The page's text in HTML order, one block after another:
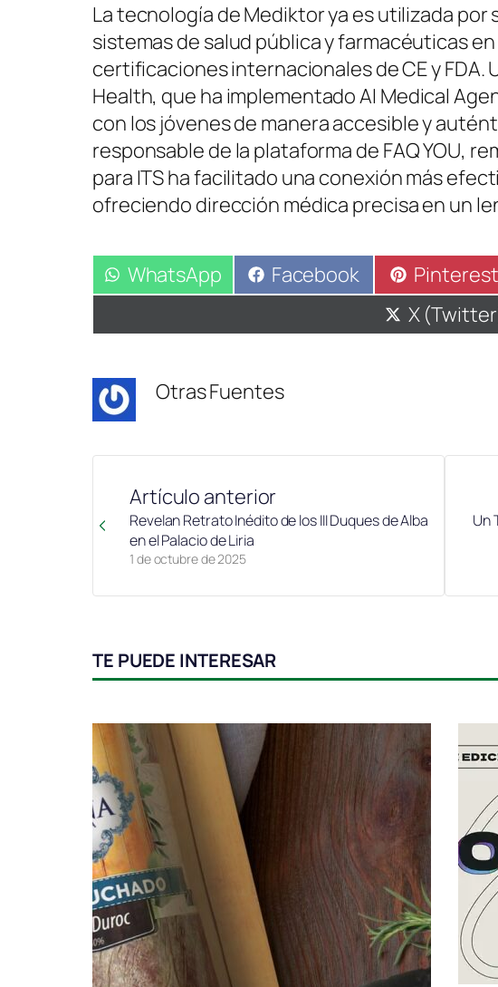
La tecnología de Mediktor ya es utilizada
sistemas de salud pública y farmacéuticas
certificaciones internacionales de CE y FDA.
Health, que ha implementado AI Medical
con los jóvenes de manera accesible y
responsable de la plataforma de FAQ YOU,
para ITS ha facilitado una conexión más
ofreciendo dirección médica precisa en un
Compartir
en
WhatsApp Compartir
en
Facebook Compartir
en
Pinterest
en
X
Otras Fuentes
Artículo anterior
1 de octubre de 2025
Revelan Retrato Inédito de los III Duques de Alba
en el Palacio de Liria
Un
TE PUEDE INTERESAR